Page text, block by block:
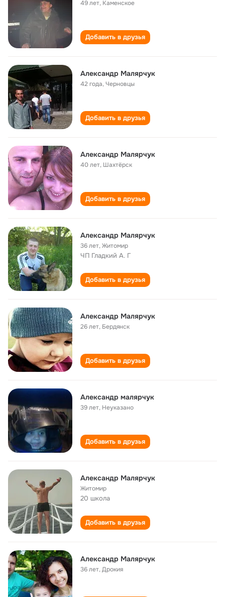
49 лет, Каменское
Добавить в друзья
Александр Малярчук
42 года,Черновцы
Добавить в друзья
Александр Малярчук
40 лет, Шахтёрск
Добавить в друзья
Александр Малярчук
36 лет,Житомир
ЧП Гладкий А. Г
Добавить в друзья
Александр Малярчук
26 лет, Бердянск
Добавить в друзья
Александр малярчук
39 лет, Неуказано
Добавить в друзья
Александр Малярчук
Житомир
20 школа
Добавить в друзья
Александр Малярчук
36 лет,Дрокия